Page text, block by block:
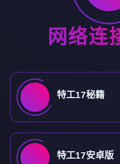
网络连
特工17秘籍
特工17安卓版